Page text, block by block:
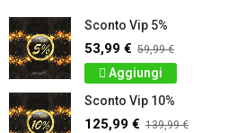
Sconto Vip 5%
53,99 € 59,99 €
Aggiungi
Sconto Vip 10%
125,99 € 139,99 €